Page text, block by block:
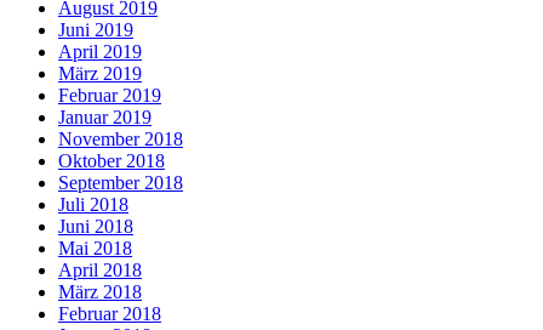
August 2019
Juni 2019
April 2019
März 2019
Februar 2019
Januar 2019
November 2018
Oktober 2018
September 2018
Juli 2018
Juni 2018
Mai 2018
April 2018
März 2018
Februar 2018